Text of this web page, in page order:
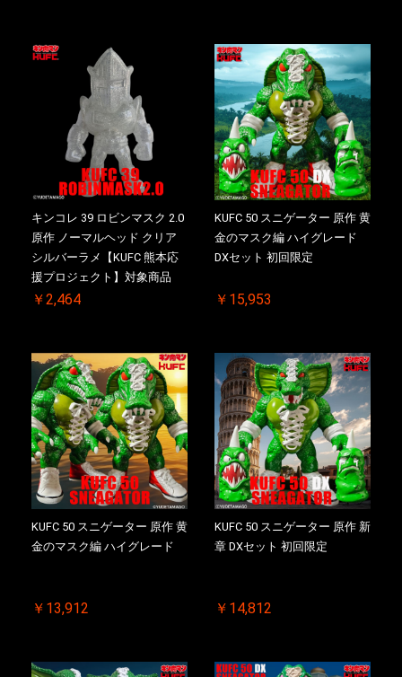
キンコレ 39 ロビンマスク 2.0
原作 ノーマルヘッド クリア
シルバーラメ【KUFC 熊本応
援プロジェクト】対象商品
￥2,464
KUFC 50 スニゲーター 原作 黄
金のマスク編 ハイグレード
DXセット 初回限定
￥15,953
KUFC 50 スニゲーター 原作 黄
金のマスク編 ハイグレード
￥13,912
KUFC 50 スニゲーター 原作 新
章 DXセット 初回限定
￥14,812